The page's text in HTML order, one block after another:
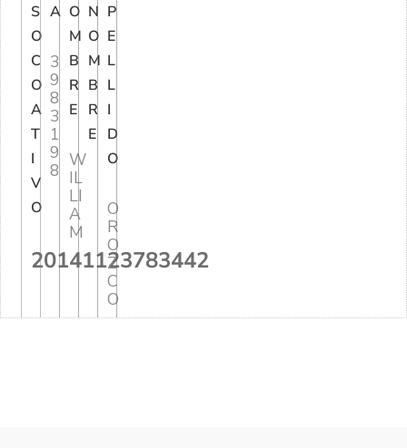
S
O
C
O
A
T
I
V
O
20141123783442
A
3
9
8
3
1
9
8
O
M
B
R
E
W
IL
LI
A
M
N
O
M
B
R
E
P
E
L
L
I
D
O
O
R
O
Z
C
O